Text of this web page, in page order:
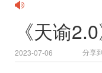
《天谕
2023-07-06 分享